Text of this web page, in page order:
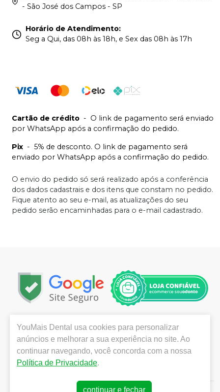
- São José dos Campos - SP
Horário de Atendimento:
Seg a Qui, das 08h às 18h, e Sex das 08h às 17h
Cartão de crédito - O link de pagamento será enviado
por WhatsApp após a confirmação do pedido.
Pix - 5% de desconto. O link de pagamento será
enviado por WhatsApp após a confirmação do pedido.
O envio do pedido só será realizado após a conferência
dos dados cadastrais e dos itens que constam no pedido.
Fique atento ao seu e-mail, as atualizações do seu
pedido serão encaminhadas para o e-mail cadastrado.
Localizada em São José dos Campos, no interior de São
Paulo, a YouMais Dental destaca-se pela grande
variedade de produtos das melhores marcas,
promoções e ofertas imperdíveis, atendimento técnico
e logística imediata para a todo o Brasil.
YouMais Dental usa cookies para personalizar
anúncios e melhorar a sua experiência no site. Ao
continuar navegando, você concorda com a nossa
Política de Privacidade.
continuar e fechar